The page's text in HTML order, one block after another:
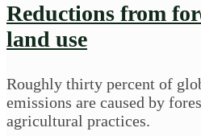
Reductions from
land use
Roughly thirty percent of
emissions are caused by
agricultural practices.